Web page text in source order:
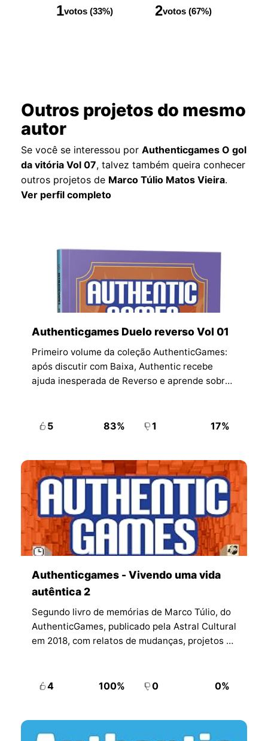
1votos (33%) 2votos (67%)
Outros projetos do mesmo
autor
Se você se interessou porAuthenticgames O gol
da vitória Vol 07, talvez também queira conhecer
outros projetos de Marco Túlio Matos Vieira.
Ver perfil completo
Authenticgames Duelo reverso Vol 01
Primeiro volume da coleção AuthenticGames:
após discutir com Baixa, Authentic recebe
ajuda inesperada de Reverso e aprende sobre
5 83% 1 17%
Authenticgames - Vivendo uma vida
autêntica 2
Segundo livro de memórias de Marco Túlio, do
AuthenticGames, publicado pela Astral Cultural
em 2018, com relatos de mudanças, projetos e
4 100% 0 0%